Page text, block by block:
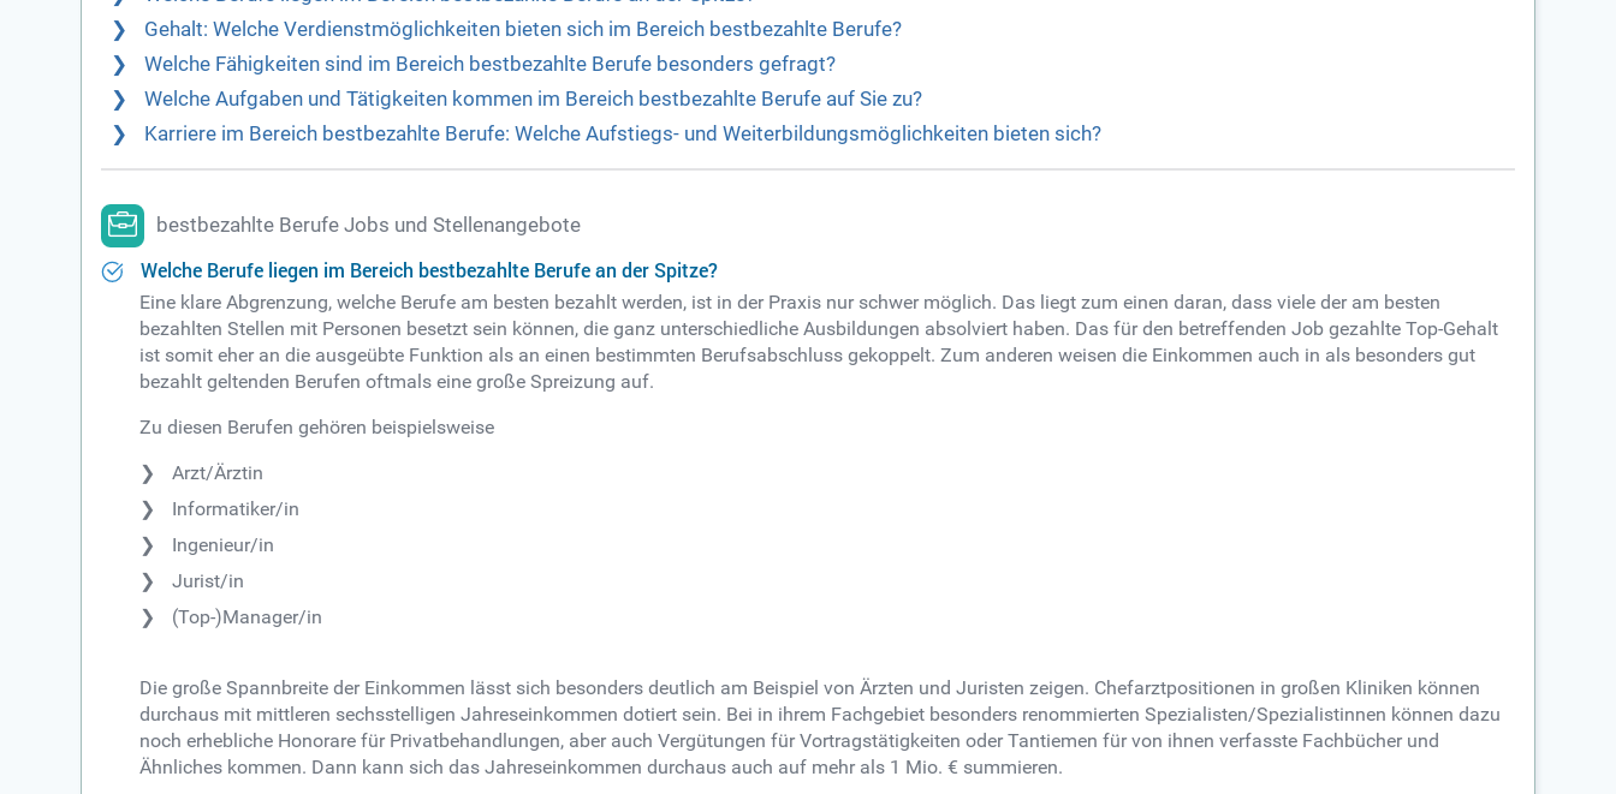
Gehalt: Welche Verdienstmöglichkeiten bieten sich im Bereich bestbezahlte Berufe?
Welche Fähigkeiten sind im Bereich bestbezahlte Berufe besonders gefragt?
Welche Aufgaben und Tätigkeiten kommen im Bereich bestbezahlte Berufe auf Sie zu?
Karriere im Bereich bestbezahlte Berufe: Welche Aufstiegs- und Weiterbildungsmöglichkeiten bieten sich?
bestbezahlte Berufe Jobs und Stellenangebote
Welche Berufe liegen im Bereich bestbezahlte Berufe an der Spitze?
Eine klare Abgrenzung, welche Berufe am besten bezahlt werden, ist in der Praxis nur schwer möglich. Das liegt zum einen daran, dass viele der am besten
bezahlten Stellen mit Personen besetzt sein können, die ganz unterschiedliche Ausbildungen absolviert haben. Das für den betreffenden Job gezahlte Top-Gehalt
ist somit eher an die ausgeübte Funktion als an einen bestimmten Berufsabschluss gekoppelt. Zum anderen weisen die Einkommen auch in als besonders gut
bezahlt geltenden Berufen oftmals eine große Spreizung auf.
Zu diesen Berufen gehören beispielsweise
Arzt/Ärztin
Informatiker/in
Ingenieur/in
Jurist/in
(Top-)Manager/in
Die große Spannbreite der Einkommen lässt sich besonders deutlich am Beispiel von Ärzten und Juristen zeigen. Chefarztpositionen in großen Kliniken können
durchaus mit mittleren sechsstelligen Jahreseinkommen dotiert sein. Bei in ihrem Fachgebiet besonders renommierten Spezialisten/Spezialistinnen können dazu
noch erhebliche Honorare für Privatbehandlungen, aber auch Vergütungen für Vortragstätigkeiten oder Tantiemen für von ihnen verfasste Fachbücher und
Ähnliches kommen. Dann kann sich das Jahreseinkommen durchaus auch auf mehr als 1 Mio. € summieren.